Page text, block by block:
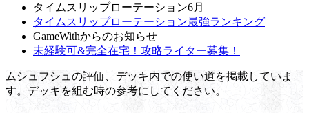
タイムスリップローテーション6月
タイムスリップローテーション最強ランキング
GameWithからのお知らせ
未経験可&完全在宅！攻略ライター募集！
ムシュフシュの評価、デッキ内での使い道を掲載していま
す。デッキを組む時の参考にしてください。